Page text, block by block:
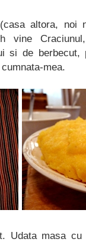
altora, noi
vine
si de berbecut,
mea.
Udata masa